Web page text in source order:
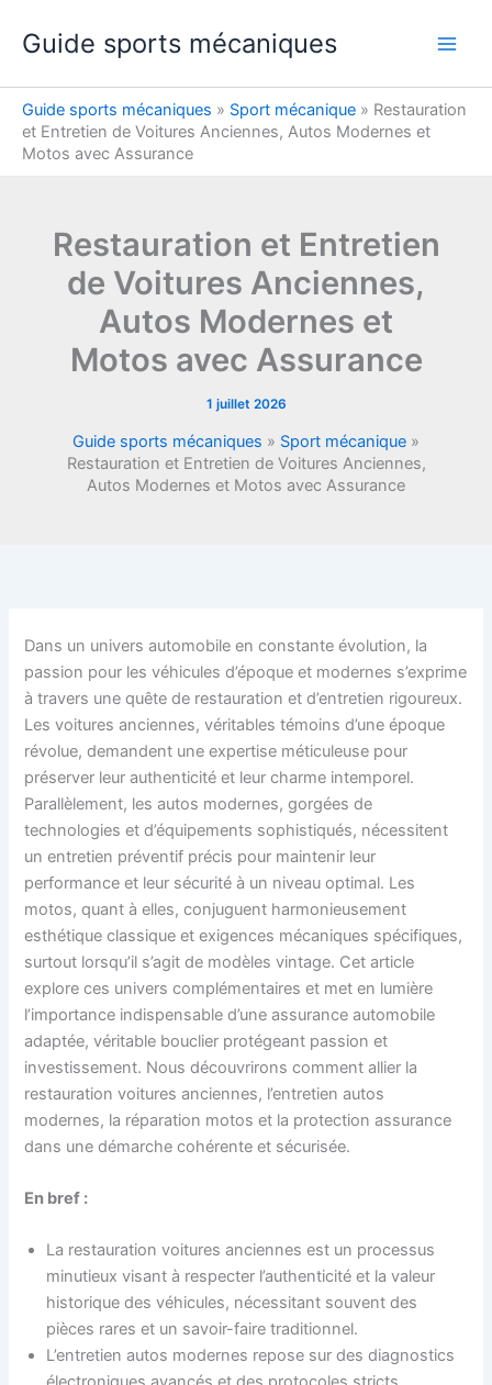
Guide sports mécaniques
Guide sports mécaniques » Sport mécanique » Restauration
et Entretien de Voitures Anciennes, Autos Modernes et
Motos avec Assurance
Restauration et Entretien
de Voitures Anciennes,
Autos Modernes et
Motos avec Assurance
1 juillet 2026
Guide sports mécaniques » Sport mécanique »
Restauration et Entretien de Voitures Anciennes,
Autos Modernes et Motos avec Assurance
Dans un univers automobile en constante évolution, la
passion pour les véhicules d’époque et modernes s’exprime
à travers une quête de restauration et d’entretien rigoureux.
Les voitures anciennes, véritables témoins d’une époque
révolue, demandent une expertise méticuleuse pour
préserver leur authenticité et leur charme intemporel.
Parallèlement, les autos modernes, gorgées de
technologies et d’équipements sophistiqués, nécessitent
un entretien préventif précis pour maintenir leur
performance et leur sécurité à un niveau optimal. Les
motos, quant à elles, conjuguent harmonieusement
esthétique classique et exigences mécaniques spécifiques,
surtout lorsqu’il s’agit de modèles vintage. Cet article
explore ces univers complémentaires et met en lumière
l’importance indispensable d’une assurance automobile
adaptée, véritable bouclier protégeant passion et
investissement. Nous découvrirons comment allier la
restauration voitures anciennes, l’entretien autos
modernes, la réparation motos et la protection assurance
dans une démarche cohérente et sécurisée.
En bref :
La restauration voitures anciennes est un processus
minutieux visant à respecter l’authenticité et la valeur
historique des véhicules, nécessitant souvent des
pièces rares et un savoir-faire traditionnel.
L’entretien autos modernes repose sur des diagnostics